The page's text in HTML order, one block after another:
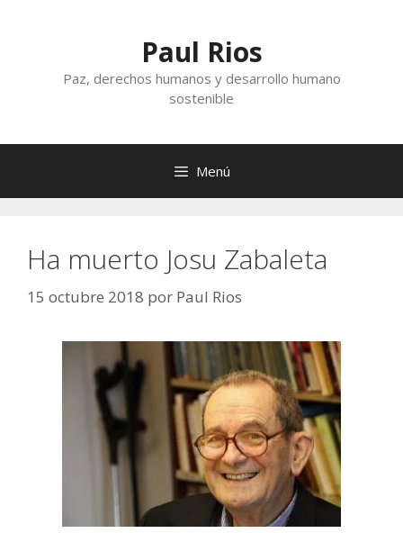
Paul Rios
Paz, derechos humanos y desarrollo humano
sostenible
Menú
Ha muerto Josu Zabaleta
15 octubre 2018 por Paul Rios